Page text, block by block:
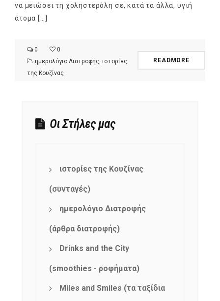
να μειώσει τη χοληστερόλη σε, κατά τα άλλα, υγιή
άτομα […]
0
0
ημερολόγιο Διατροφής, ιστορίες
της Κουζίνας
READMORE
Οι Στήλες μας
ιστορίες της Κουζίνας
(συνταγές)
ημερολόγιο Διατροφής
(άρθρα διατροφής)
Drinks and the City
(smoothies - ροφήματα)
Miles and Smiles (τα ταξίδια